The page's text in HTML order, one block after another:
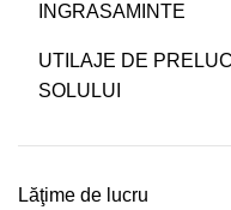
INGRASAMINTE
UTILAJE DE
SOLULUI
Lăţime de lucru